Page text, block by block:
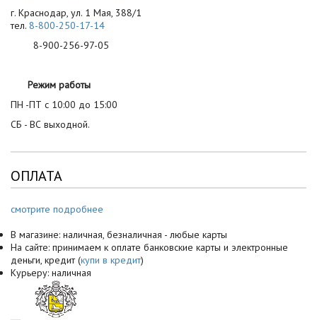
г. Краснодар, ул. 1 Мая, 388/1
тел. 8-800-250-17-14
8-900-256-97-05
Режим работы
ПН -ПТ с 10:00 до 15:00
СБ - ВС выходной.
ОПЛАТА
смотрите подробнее
В магазине: наличная, безналичная - любые карты
На сайте: принимаем к оплате банковские карты и электронные
деньги, кредит (купи в кредит)
Курьеру: наличная